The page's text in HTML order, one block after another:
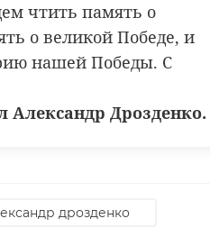
чтить память о
о великой Победе, и
нашей Победы. С
Александр Дрозденко.
дрозденко